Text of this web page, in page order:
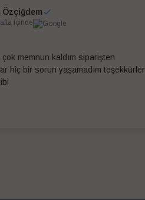
içinde
çok memnun kaldım siparişten
hiç bir sorun yaşamadım teşekkürler